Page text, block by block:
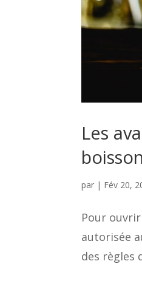
Les
boisson
par | Fév 20,
Pour
autorisée
des règles